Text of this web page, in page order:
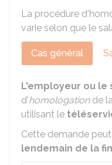
La procédure
varie selon que le
Cas général
L'employeur ou le
d'homologationde
utilisant le
Cette demande
lendemain de la